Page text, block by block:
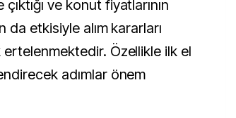
ve konut fiyatlarının
da etkisiyle alım kararları
ertelenmektedir. Özellikle ilk el
adımlar önem